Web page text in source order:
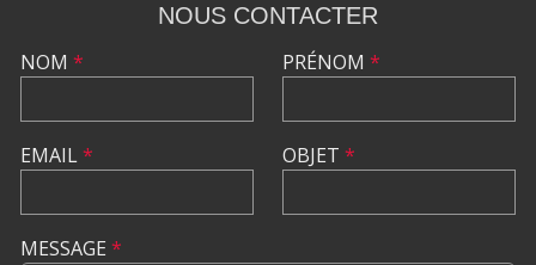
NOUS CONTACTER
NOM *
EMAIL*
PRÉNOM *
OBJET *
MESSAGE *